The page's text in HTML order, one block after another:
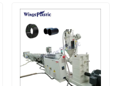
خط بثق الأنبوب البلاستيكي
آلة بثق الأنبوب البلاستيكي
HDPE آلة بثق الأنابيب